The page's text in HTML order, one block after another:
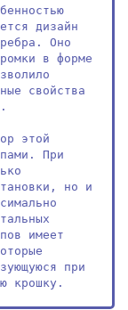
дизайн
Оно
в форме
свойства
этой
При
но и
имеет
при
крошку.